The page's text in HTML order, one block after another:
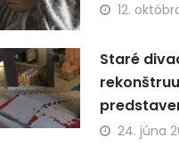
12.
Staré
24. júna